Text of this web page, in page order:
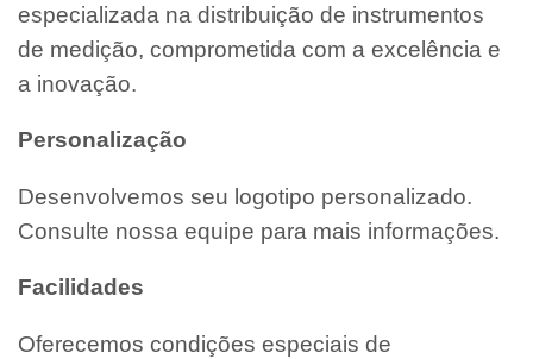
especializada na distribuição de instrumentos
de medição, comprometida com a excelência e
a inovação.
Personalização
Desenvolvemos seu logotipo personalizado.
Consulte nossa equipe para mais informações.
Facilidades
Oferecemos condições especiais de